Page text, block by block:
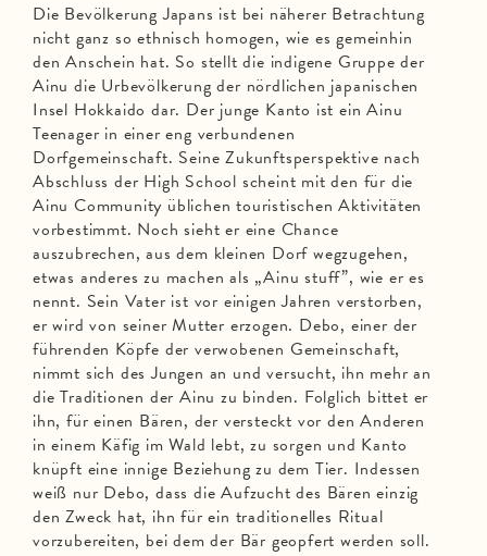
Die Bevölkerung Japans ist bei näherer Betrachtung
nicht ganz so ethnisch homogen, wie es gemeinhin
den Anschein hat. So stellt die indigene Gruppe der
Ainu die Urbevölkerung der nördlichen japanischen
Insel Hokkaido dar. Der junge Kanto ist ein Ainu
Teenager in einer eng verbundenen
Dorfgemeinschaft. Seine Zukunftsperspektive nach
Abschluss der High School scheint mit den für die
Ainu Community üblichen touristischen Aktivitäten
vorbestimmt. Noch sieht er eine Chance
auszubrechen, aus dem kleinen Dorf wegzugehen,
etwas anderes zu machen als „Ainu stuff”, wie er es
nennt. Sein Vater ist vor einigen Jahren verstorben,
er wird von seiner Mutter erzogen. Debo, einer der
führenden Köpfe der verwobenen Gemeinschaft,
nimmt sich des Jungen an und versucht, ihn mehr an
die Traditionen der Ainu zu binden. Folglich bittet er
ihn, für einen Bären, der versteckt vor den Anderen
in einem Käfig im Wald lebt, zu sorgen und Kanto
knüpft eine innige Beziehung zu dem Tier. Indessen
weiß nur Debo, dass die Aufzucht des Bären einzig
den Zweck hat, ihn für ein traditionelles Ritual
vorzubereiten, bei dem der Bär geopfert werden soll.